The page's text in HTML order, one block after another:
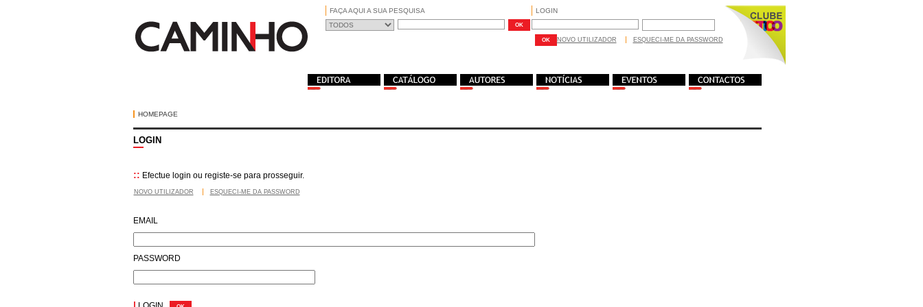
FAÇA AQUI A SUA PESQUISA LOGIN
NOVO UTILIZADOR ESQUECI-ME DA PASSWORD
HOMEPAGE
LOGIN
:: Efectue login ou registe-se para prosseguir.
NOVO UTILIZADOR ESQUECI-ME DA PASSWORD
EMAIL
PASSWORD